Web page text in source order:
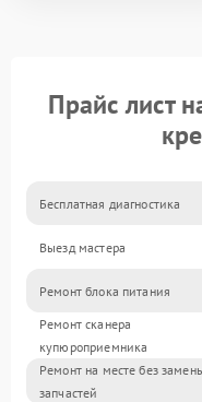
Прайс лист
Бесплатная диагностика
Выезд мастера
Ремонт блока питания
Ремонт сканера
купюроприемника
Ремонт на месте без
запчастей